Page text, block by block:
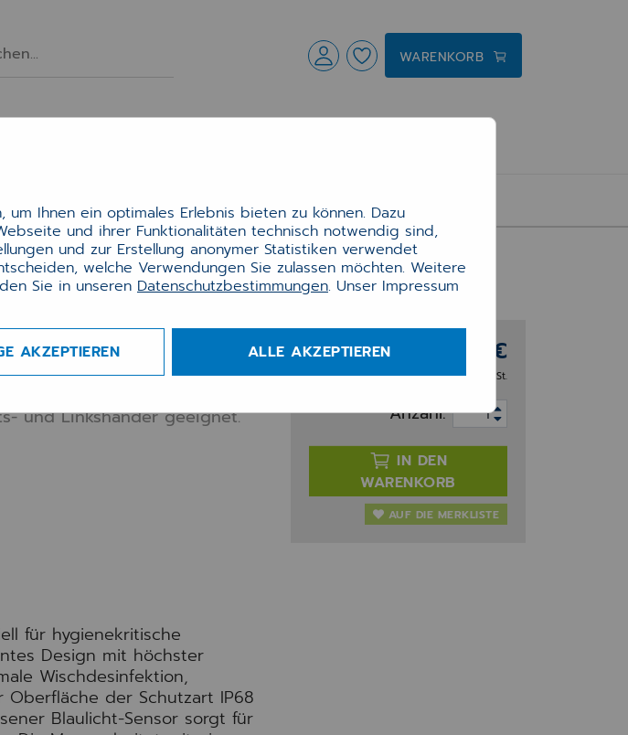
WARENKORB
(weiß)
PMH3 für hygiene-kritische
und Labore.
Wischdesinfektion,
und Linkshänder geeignet.
für hygienekritische
Design mit höchster
Wischdesinfektion,
Oberfläche der Schutzart IP68
Blaulicht-Sensor sorgt für
100,00 €
zzgl. 20% MwSt.
Anzahl:
IN DEN
WARENKORB
AUF DIE MERKLISTE
Ihnen ein optimales Erlebnis bieten zu können. Dazu
und ihrer Funktionalitäten technisch notwendig sind,
und zur Erstellung anonymer Statistiken verwendet
welche Verwendungen Sie zulassen möchten. Weitere
Sie in unseren Datenschutzbestimmungen. Unser Impressum
AKZEPTIEREN ALLE AKZEPTIEREN